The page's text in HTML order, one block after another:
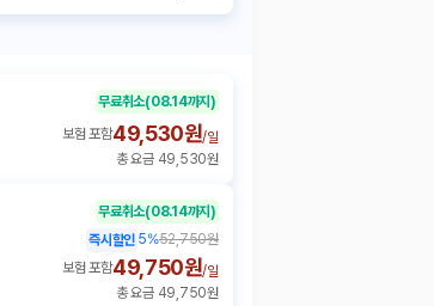
무료취소(08.14까지)
보험 포함49,530원/일
총 요금 49,530원
무료취소(08.14까지)
즉시할인 5%52,750원
보험 포함49,750원/일
총 요금 49,750원